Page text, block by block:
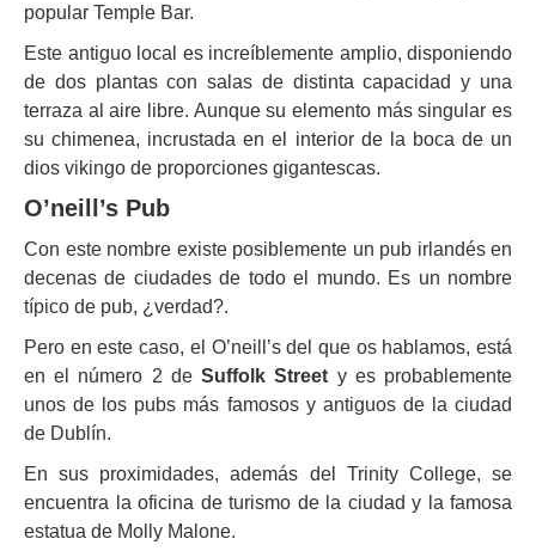
popular Temple Bar.
Este antiguo local es increíblemente amplio, disponiendo
de dos plantas con salas de distinta capacidad y una
terraza al aire libre. Aunque su elemento más singular es
su chimenea, incrustada en el interior de la boca de un
dios vikingo de proporciones gigantescas.
O’neill’s Pub
Con este nombre existe posiblemente un pub irlandés en
decenas de ciudades de todo el mundo. Es un nombre
típico de pub, ¿verdad?.
Pero en este caso, el O’neill’s del que os hablamos, está
en el número 2 deSuffolk Street y es probablemente
unos de los pubs más famosos y antiguos de la ciudad
de Dublín.
En sus proximidades, además del Trinity College, se
encuentra la oficina de turismo de la ciudad y la famosa
estatua de Molly Malone.